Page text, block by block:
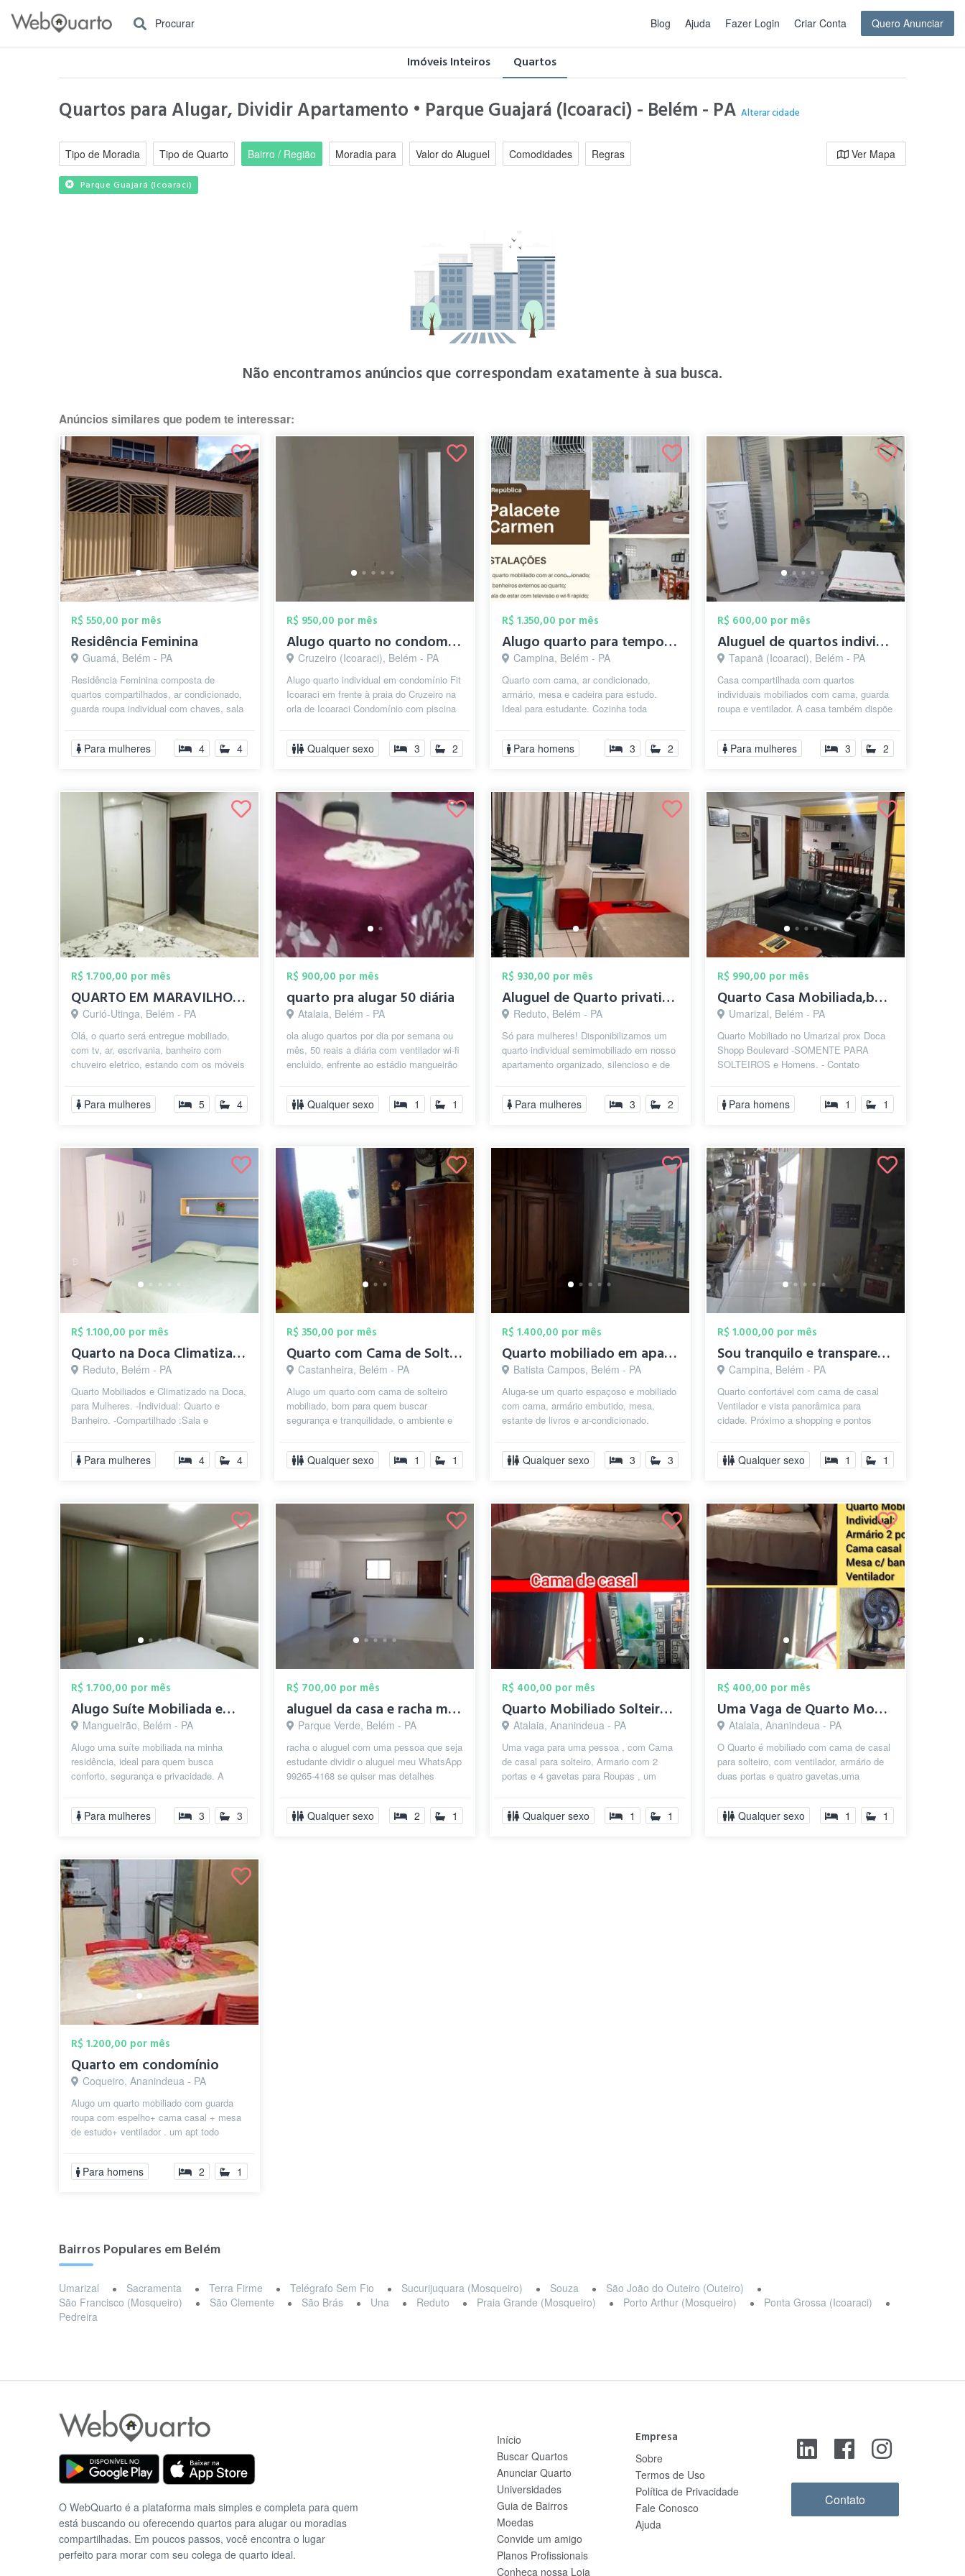
Procurar Blog Ajuda Fazer Login Criar Conta Quero Anunciar
Imóveis Inteiros Quartos
Quartos para Alugar, Dividir Apartamento • Parque Guajará (Icoaraci) - Belém - PAAlterar cidade
Tipo de Moradia Tipo de Quarto Bairro / Região Moradia para Valor do Aluguel Comodidades Regras Ver Mapa
Parque Guajará (Icoaraci)
Não encontramos anúncios que correspondam exatamente à sua busca.
Anúncios similares que podem te interessar:
R$ 550,00 por mês
Residência Feminina
Guamá, Belém - PA
Residência Feminina composta de
quartos compartilhados, ar condicionado,
guarda roupa individual com chaves, sala
Para mulheres 4 4
R$ 950,00 por mês
Alugo quarto no condomínio Fit Icoaraci
Cruzeiro (Icoaraci), Belém - PA
Alugo quarto individual em condomínio Fit
Icoaraci em frente à praia do Cruzeiro na
orla de Icoaraci Condomínio com piscina
Qualquer sexo 3 2
R$ 1.350,00 por mês
Alugo quarto para temporada
Campina, Belém - PA
Quarto com cama, ar condicionado,
armário, mesa e cadeira para estudo.
Ideal para estudante. Cozinha toda
panelas, gel...
Para homens 3 2
R$ 600,00 por mês
Aluguel de quartos individuais para mulh...
Tapanã (Icoaraci), Belém - PA
Casa compartilhada com quartos
individuais mobiliados com cama, guarda
roupa e ventilador. A casa também dispõe
Para mulheres 3 2
R$ 1.700,00 por mês
QUARTO EM MARAVILHOSA CASA NO CONJ JD IT...
Curió-Utinga, Belém - PA
Olá, o quarto será entregue mobiliado,
com tv, ar, escrivania, banheiro com
chuveiro eletrico, estando com os móveis
Para mulheres 5 4
R$ 900,00 por mês
quarto pra alugar 50 diária
Atalaia, Belém - PA
ola alugo quartos por dia por semana ou
mês, 50 reais a diária com ventilador wi-fi
encluido, enfrente ao estádio mangueirão
Qualquer sexo 1 1
R$ 930,00 por mês
Aluguel de Quarto privativo semimobiliad...
Reduto, Belém - PA
Só para mulheres! Disponibilizamos um
quarto individual semimobiliado em nosso
apartamento organizado, silencioso e de
Para mulheres 3 2
R$ 990,00 por mês
Quarto Casa Mobiliada,bairro Umarizal pr...
Umarizal, Belém - PA
Quarto Mobiliado no Umarizal prox Doca
Shopp Boulevard -SOMENTE PARA
SOLTEIROS e Homens. - Contato
@tatianesamfurtad...
Para homens 1 1
R$ 1.100,00 por mês
Quarto na Doca Climatizado Individual p/...
Reduto, Belém - PA
Quarto Mobiliados e Climatizado na Doca,
para Mulheres. -Individual: Quarto e
Banheiro. -Compartilhado :Sala e
Para mulheres 4 4
R$ 350,00 por mês
Quarto com Cama de Solteiro Belem-Pará
Castanheira, Belém - PA
Alugo um quarto com cama de solteiro
mobiliado, bom para quem buscar
segurança e tranquilidade, o ambiente e
Conta...
Qualquer sexo 1 1
R$ 1.400,00 por mês
Quarto mobiliado em apartamento próximo ...
Batista Campos, Belém - PA
Aluga-se um quarto espaçoso e mobiliado
com cama, armário embutido, mesa,
estante de livros e ar-condicionado.
Qualquer sexo 3 3
R$ 1.000,00 por mês
Sou tranquilo e transparente
Campina, Belém - PA
Quarto confortável com cama de casal
Ventilador e vista panorâmica para
cidade. Próximo a shopping e pontos
Qualquer sexo 1 1
R$ 1.700,00 por mês
Alugo Suíte Mobiliada em Condomínio Fech...
Mangueirão, Belém - PA
Alugo uma suíte mobiliada na minha
residência, ideal para quem busca
conforto, segurança e privacidade. A
Para mulheres 3 3
R$ 700,00 por mês
aluguel da casa e racha meu número 99265...
Parque Verde, Belém - PA
racha o aluguel com uma pessoa que seja
estudante dividir o aluguel meu WhatsApp
99265-4168 se quiser mas detalhes
Qualquer sexo 2 1
R$ 400,00 por mês
Quarto Mobiliado Solteiro-Belém /Promoçã...
Atalaia, Ananindeua - PA
Uma vaga para uma pessoa , com Cama
de casal para solteiro, Armario com 2
portas e 4 gavetas para Roupas , um
j...
Qualquer sexo 1 1
R$ 400,00 por mês
Uma Vaga de Quarto Mobiliado com cama de...
Atalaia, Ananindeua - PA
O Quarto é mobiliado com cama de casal
para solteiro, com ventilador, armário de
duas portas e quatro gavetas,uma
condom...
Qualquer sexo 1 1
R$ 1.200,00 por mês
Quarto em condomínio
Coqueiro, Ananindeua - PA
Alugo um quarto mobiliado com guarda
roupa com espelho+ cama casal + mesa
de estudo+ ventilador . um apt todo
Para homens 2 1
Bairros Populares em Belém
Umarizal Sacramenta Terra Firme Telégrafo Sem Fio Sucurijuquara (Mosqueiro) Souza
São João do Outeiro (Outeiro)
São Francisco (Mosqueiro)
São Clemente São Brás Una Reduto Praia Grande (Mosqueiro) Porto Arthur (Mosqueiro)
Ponta Grossa (Icoaraci)
Pedreira
O WebQuarto é a plataforma mais simples e completa para quem
está buscando ou oferecendo quartos para alugar ou moradias
compartilhadas. Em poucos passos, você encontra o lugar
perfeito para morar com seu colega de quarto ideal.
Início
Buscar Quartos
Anunciar Quarto
Universidades
Guia de Bairros
Moedas
Convide um amigo
Planos Profissionais
Conheça nossa Loja
Empresa
Sobre
Termos de Uso
Política de Privacidade
Fale Conosco
Ajuda
Contato